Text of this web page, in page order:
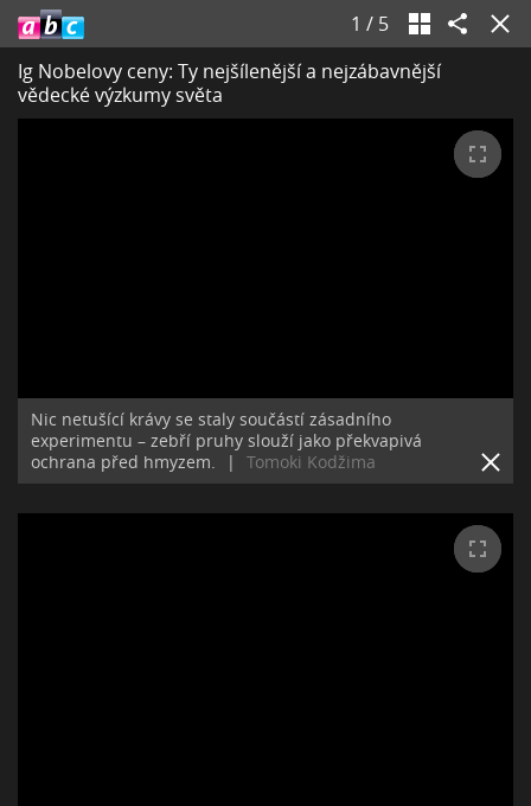
1 / 5
Ig Nobelovy ceny: Ty nejšílenější a nejzábavnější
vědecké výzkumy světa
Nic netušící krávy se staly součástí zásadního
experimentu – zebří pruhy slouží jako překvapivá
ochrana před hmyzem.
| Tomoki Kodžima